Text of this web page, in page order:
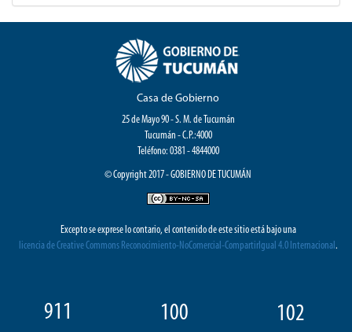
Casa de Gobierno
25 de Mayo 90 - S. M. de Tucumán
Tucumán - C.P.:4000
Teléfono: 0381 - 4844000
© Copyright 2017 - GOBIERNO DE TUCUMÁN
Excepto se exprese lo contario, el contenido de este sitio está bajo una
licencia de Creative Commons Reconocimiento-NoComercial-CompartirIgual 4.0 Internacional .
911 100 102